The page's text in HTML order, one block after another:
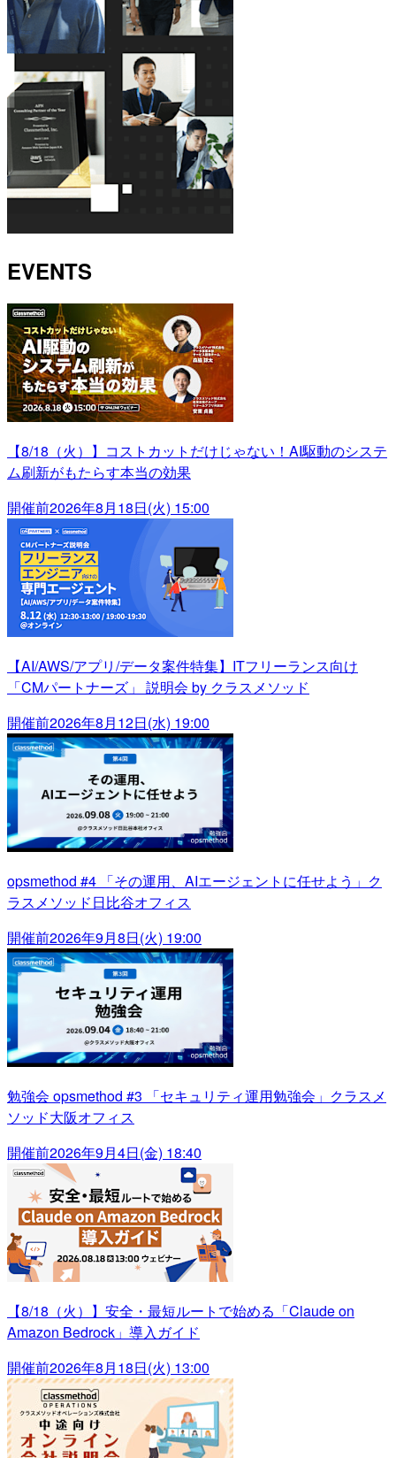
EVENTS
【8/18（火）】コストカットだけじゃない！AI駆動のシステ
ム刷新がもたらす本当の効果
開催前2026年8月18日(火) 15:00
【AI/AWS/アプリ/データ案件特集】ITフリーランス向け
「CMパートナーズ」 説明会 by クラスメソッド
開催前2026年8月12日(水) 19:00
opsmethod #4 「その運用、AIエージェントに任せよう」ク
ラスメソッド日比谷オフィス
開催前2026年9月8日(火) 19:00
勉強会 opsmethod #3 「セキュリティ運用勉強会」クラスメ
ソッド大阪オフィス
開催前2026年9月4日(金) 18:40
【8/18（火）】安全・最短ルートで始める「Claude on
Amazon Bedrock」導入ガイド
開催前2026年8月18日(火) 13:00